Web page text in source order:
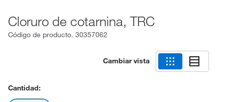
Cloruro de cotarnina, TRC
Código de producto. 30357062
Cambiar vista
Cantidad: